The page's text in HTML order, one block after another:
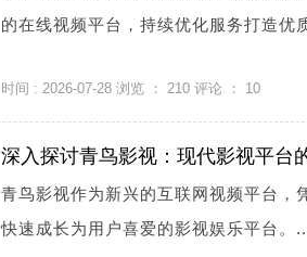
的在线视频平台，持续优化服务打造优
时间 : 2026-07-28 浏览 ： 210 评论 ： 10
深入探讨青鸟影视：现代影视平台
青鸟影视作为新兴的互联网视频平台，
快速成长为用户喜爱的影视娱乐平台。